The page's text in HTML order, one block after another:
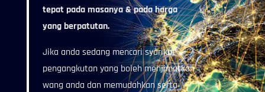
tepat pada masanya & pada harga
yang berpatutan.
Jika anda sedang mencari syarikat
pengangkutan yang boleh menjimatkan
wang anda dan memudahkan serta